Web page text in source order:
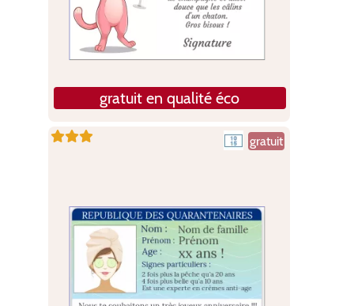
gratuit en qualité éco
gratuit